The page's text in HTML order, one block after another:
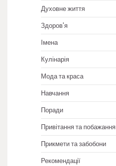
Духовне життя
Здоров'я
Імена
Кулінарія
Мода та краса
Навчання
Поради
Привітання та побажання
Прикмети та забобони
Рекомендації